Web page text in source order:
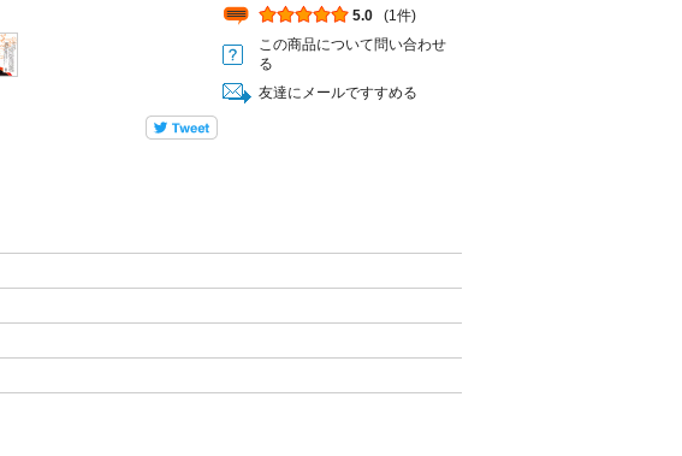
5.0
(1件)
この商品について問い合わせ
る
友達にメールですすめる